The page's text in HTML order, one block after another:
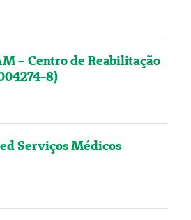
– Centro de Reabilitação
8)
Serviços Médicos